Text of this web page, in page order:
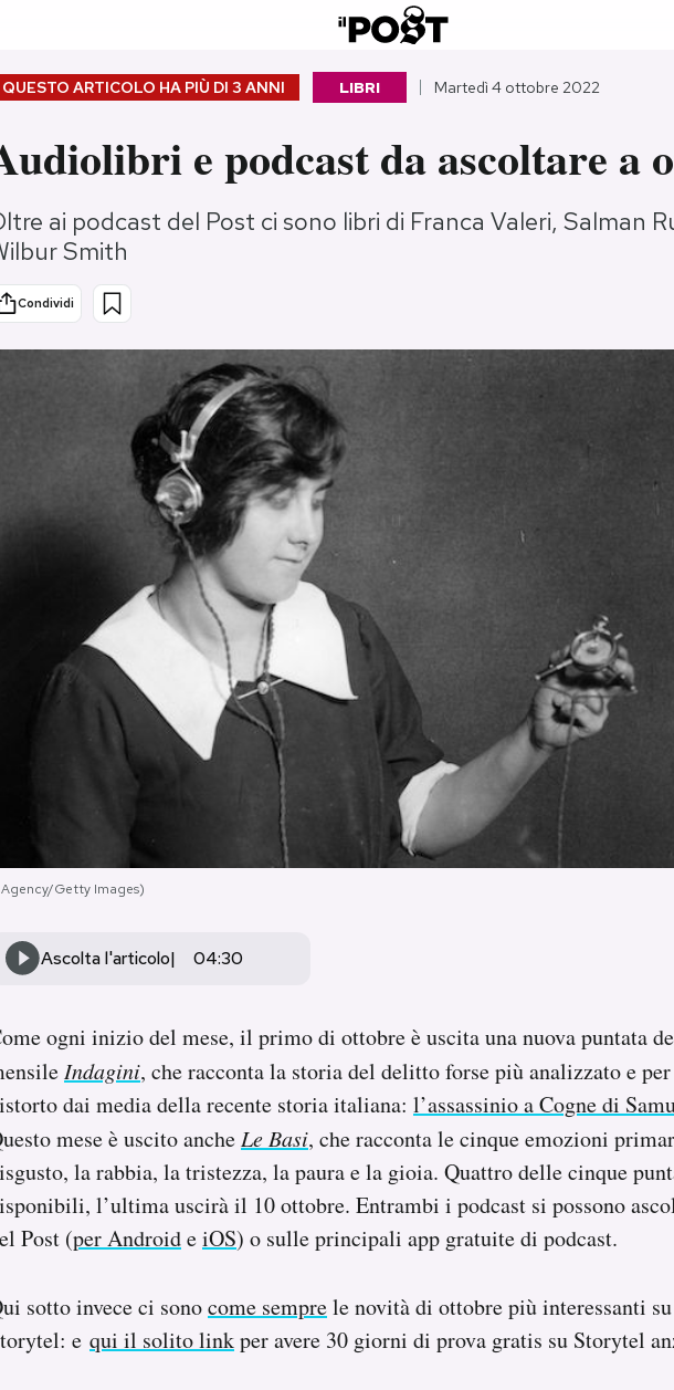
QUESTO ARTICOLO HA PIÙ DI 3 ANNI LIBRI Martedì 4 ottobre 2022
e podcast da ascoltare a
ai podcast del Post ci sono libri di Franca Valeri, Salman
Smith
Condividi
Getty Images)
Ascolta l'articolo 04:30
ogni inizio del mese, il primo di ottobre è uscita una nuova puntata
Indagini, che racconta la storia del delitto forse più analizzato e
dai media della recente storia italiana: l’assassinio a Cogne di
mese è uscito anche Le Basi, che racconta le cinque emozioni
la rabbia, la tristezza, la paura e la gioia. Quattro delle cinque
l’ultima uscirà il 10 ottobre. Entrambi i podcast si possono
Post (per AndroideiOS) o sulle principali app gratuite di podcast.
sotto invece ci sonocome semprele novità di ottobre più interessanti su
e qui il solito linkper avere 30 giorni di prova gratis su Storytel